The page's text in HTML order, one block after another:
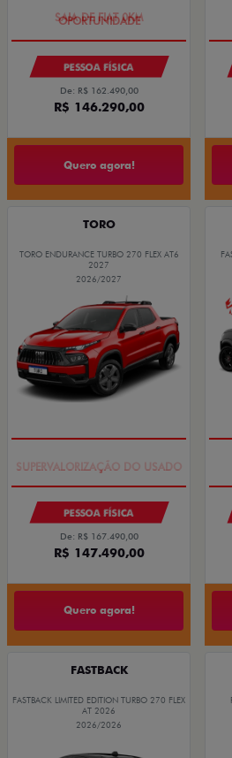
PESSOA FÍSICA
De: R$ 162.490,00
R$ 146.290,00
Quero agora!
TORO
TORO ENDURANCE TURBO 270 FLEX AT6
2027
2026/2027
PESSOA FÍSICA
De: R$ 167.490,00
R$ 147.490,00
Quero agora!
FASTBACK
FASTBACK LIMITED EDITION TURBO 270 FLEX
AT 2026
2026/2026